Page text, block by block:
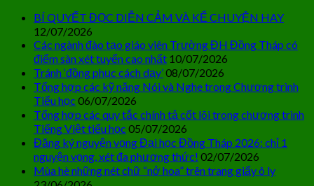
BÍ QUYẾT ĐỌC DIỄN CẢM VÀ KỂ CHUYỆN HAY
12/07/2026
Các ngành đào tạo giáo viên Trường ĐH Đồng Tháp có
điểm sàn xét tuyển cao nhất 10/07/2026
Tránh ‘đồng phục cách dạy’08/07/2026
Tổng hợp các kỹ năng Nói và Nghe trong Chương trình
Tiểu học 06/07/2026
Tổng hợp các quy tắc chính tả cốt lõi trong chương trình
Tiếng Việt tiểu học 05/07/2026
Đăng ký nguyện vọng Đại học Đồng Tháp 2026: chỉ 1
nguyện vọng, xét đa phương thức! 02/07/2026
Mùa hè những nét chữ “nở hoa” trên trang giấy ô ly